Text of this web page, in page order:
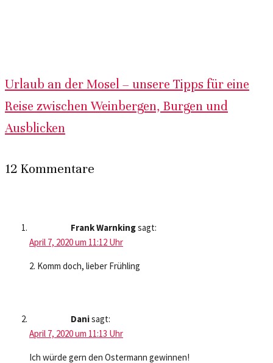
Urlaub an der Mosel – unsere Tipps für eine
Reise zwischen Weinbergen, Burgen und
Ausblicken
12 Kommentare
Frank Warnkingsagt:
April 7, 2020 um 11:12 Uhr
2. Komm doch, lieber Frühling
Danisagt:
April 7, 2020 um 11:13 Uhr
Ich würde gern den Ostermann gewinnen!